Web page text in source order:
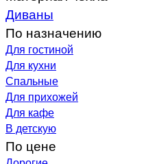
Диваны
По назначению
Для гостиной
Для кухни
Спальные
Для прихожей
Для кафе
В детскую
По цене